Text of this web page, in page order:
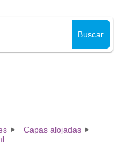
Buscar
Capas alojadas